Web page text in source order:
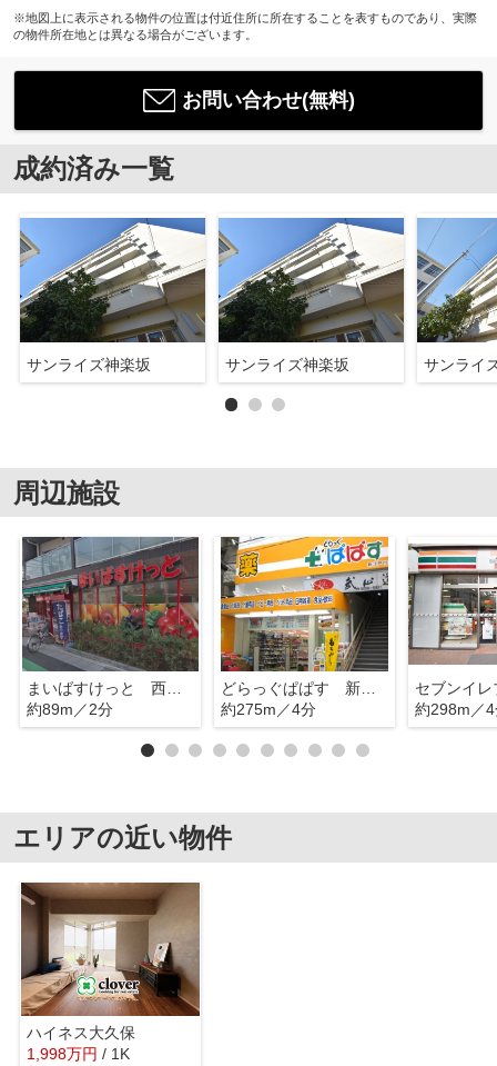
※地図上に表示される物件の位置は付近住所に所在することを表すものであり、実際
の物件所在地とは異なる場合がございます。
お問い合わせ(無料)
成約済み一覧
サンライズ神楽坂 サンライズ神楽坂 サンライ
周辺施設
まいばすけっと 西五軒町
約89m／2分
どらっぐぱぱす 新江戸川橋店
約275m／4分
約298m／
エリアの近い物件
ハイネス大久保
1,998万円 / 1K